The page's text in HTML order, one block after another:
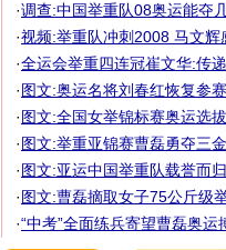
·调查:中国举重队08奥运能夺
·视频:举重队冲刺2008 马文辉
·全运会举重四连冠崔文华:传
·图文:奥运名将刘春红恢复参
·图文:全国女举锦标赛奥运选
·图文:举重亚锦赛曹磊勇夺三
·图文:亚运中国举重队载誉而
·图文:曹磊摘取女子75公斤级
·“中考”全面练兵寄望曹磊奥运